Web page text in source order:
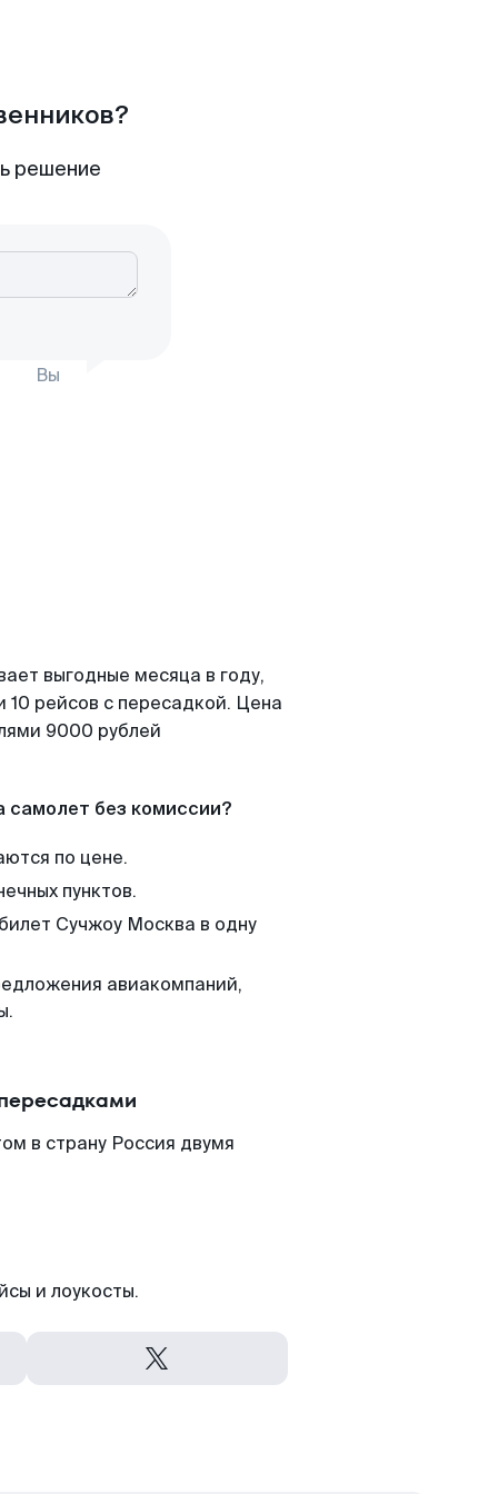
решение
Вы
выгодные месяца в году,
рейсов с пересадкой. Цена
9000 рублей
самолет без комиссии?
по цене.
пунктов.
Сучжоу Москва в одну
авиакомпаний,
в страну Россия двумя
и лоукосты.